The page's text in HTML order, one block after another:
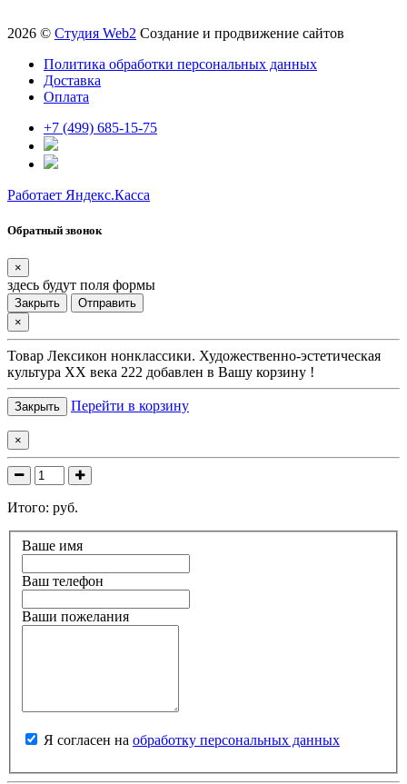
2026 © Студия Web2 Создание и продвижение сайтов
Политика обработки персональных данных
Доставка
Оплата
+7 (499) 685-15-75
Работает Яндекс.Касса
Обратный звонок
×
здесь будут поля формы
Закрыть
Отправить
×
Товар Лексикон нонклассики. Художественно-эстетическая
культура XX века 222 добавлен в Вашу корзину !
Закрыть Перейти в корзину
×
Итого: руб.
Ваше имя
Ваш телефон
Ваши пожелания
Я согласен на обработку персональных данных